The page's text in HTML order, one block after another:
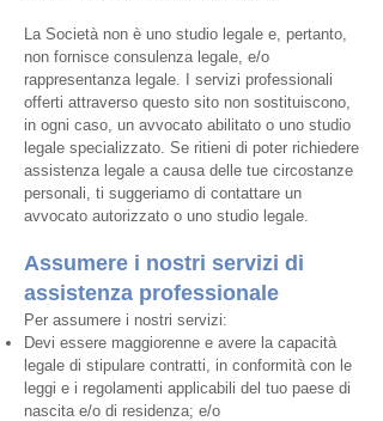
La Società non è uno studio legale e, pertanto,
non fornisce consulenza legale, e/o
rappresentanza legale. I servizi professionali
offerti attraverso questo sito non sostituiscono,
in ogni caso, un avvocato abilitato o uno studio
legale specializzato. Se ritieni di poter richiedere
assistenza legale a causa delle tue circostanze
personali, ti suggeriamo di contattare un
avvocato autorizzato o uno studio legale.
Assumere i nostri servizi di
assistenza professionale
Per assumere i nostri servizi:
Devi essere maggiorenne e avere la capacità
legale di stipulare contratti, in conformità con le
leggi e i regolamenti applicabili del tuo paese di
nascita e/o di residenza; e/o